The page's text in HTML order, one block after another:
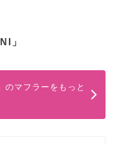
」
のマフラーをもっと